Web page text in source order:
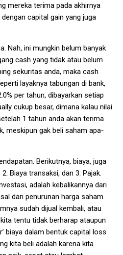
mereka terima pada akhirnya
capital gain yang juga
Nah, ini mungkin belum banyak
cash yang tidak atau belum
sekuritas anda, maka cash
layaknya tabungan di bank,
per tahun, dibayarkan setiap
cukup besar, dimana kalau nilai
1 tahun anda akan terima
meskipun gak beli saham apa-
Berikutnya, biaya, juga
2. Biaya transaksi, dan 3. Pajak.
adalah kebalikannya dari
dari penurunan harga saham
sudah dijual kembali, atau
tentu tidak berharap ataupun
biaya dalam bentuk capital loss
kita beli adalah karena kita